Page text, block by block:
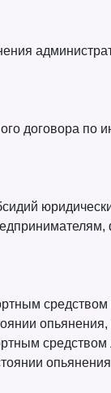
договора по
средством
опьянения,
средством
опьянения